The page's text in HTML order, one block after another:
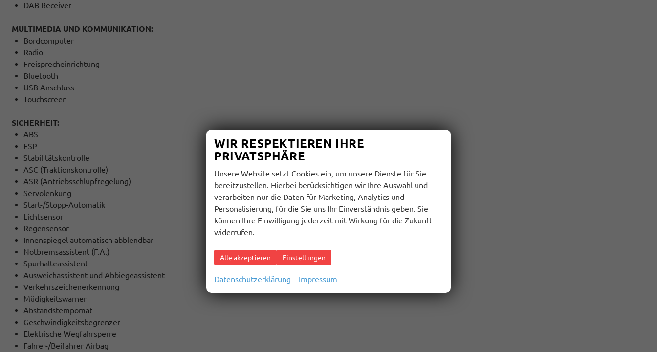
DAB Receiver
MULTIMEDIA UND KOMMUNIKATION:
Bordcomputer
Radio
Freisprecheinrichtung
Bluetooth
USB Anschluss
Touchscreen
SICHERHEIT:
ABS
ESP
Stabilitätskontrolle
ASC (Traktionskontrolle)
ASR (Antriebsschlupfregelung)
Servolenkung
Start-/Stopp-Automatik
Lichtsensor
Regensensor
Innenspiegel automatisch abblendbar
Notbremsassistent (F.A.)
Spurhalteassistent
Ausweichassistent und Abbiegeassistent
Verkehrszeichenerkennung
Müdigkeitswarner
Abstandstempomat
Geschwindigkeitsbegrenzer
Elektrische Wegfahrsperre
Fahrer-/Beifahrer Airbag
WIR RESPEKTIEREN IHRE
PRIVATSPHÄRE
Unsere Website setzt Cookies ein, um unsere Dienste für Sie
bereitzustellen. Hierbei berücksichtigen wir Ihre Auswahl und
verarbeiten nur die Daten für Marketing, Analytics und
Personalisierung, für die Sie uns Ihr Einverständnis geben. Sie
können Ihre Einwilligung jederzeit mit Wirkung für die Zukunft
widerrufen.
Alle akzeptieren Einstellungen
Datenschutzerklärung Impressum